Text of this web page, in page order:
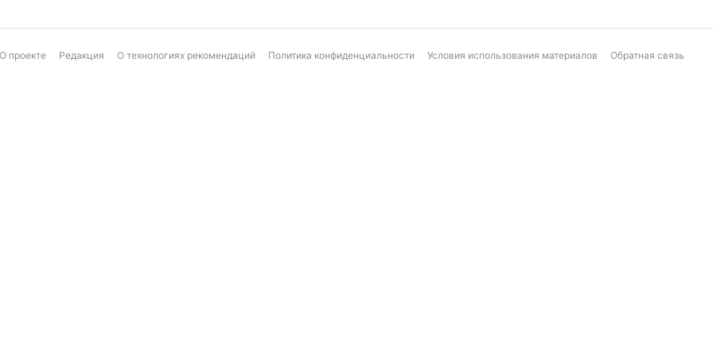
О проекте Редакция О технологиях рекомендаций Политика конфиденциальности Условия использования материалов Обратная связь